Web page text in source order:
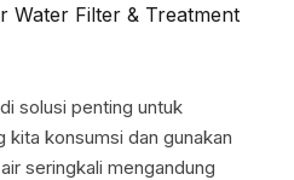
Water Filter & Treatment
solusi penting untuk
kita konsumsi dan gunakan
seringkali mengandung